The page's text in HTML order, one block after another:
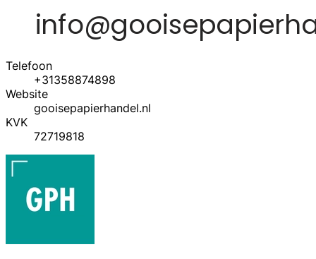
Telefoon
+31358874898
Website
gooisepapierhandel.nl
KVK
72719818